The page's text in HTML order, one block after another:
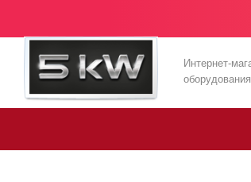
Интернет-
оборудования